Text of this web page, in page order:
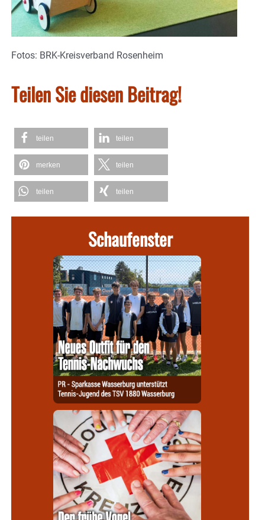
Fotos: BRK-Kreisverband Rosenheim
Teilen Sie diesen Beitrag!
teilen teilen
merken teilen
teilen teilen
Schaufenster